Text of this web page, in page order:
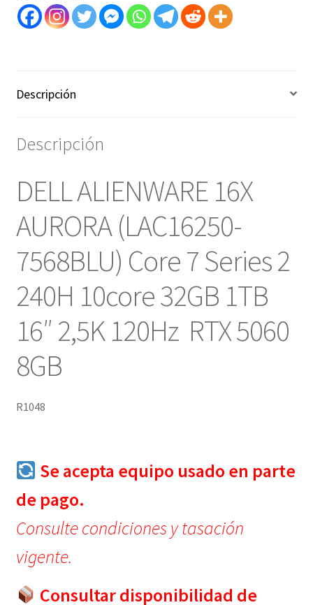
32GB
120Hz
8GB
10000252b
Descripción
Descripción
DELL ALIENWARE 16X
AURORA (LAC16250-
7568BLU) Core 7 Series 2
240H 10core 32GB 1TB
16″ 2,5K 120Hz RTX 5060
8GB
R1048
Se acepta equipo usado en parte
de pago.
Consulte condiciones y tasación
vigente.
Consultar disponibilidad de